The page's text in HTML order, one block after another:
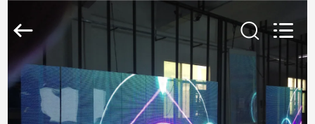
À
LA
Zhen
AVOE
Co.,
Ltd..